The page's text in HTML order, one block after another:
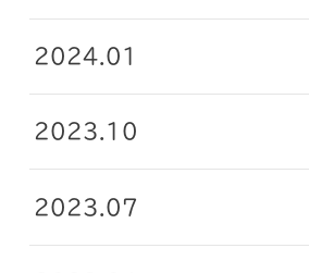
2024.01
2023.10
2023.07